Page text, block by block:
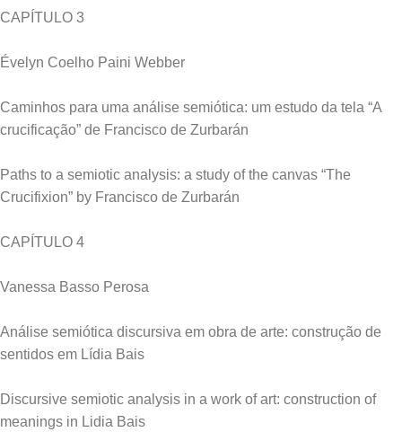
CAPÍTULO 3
Évelyn Coelho Paini Webber
Caminhos para uma análise semiótica: um estudo da tela “A
crucificação” de Francisco de Zurbarán
Paths to a semiotic analysis: a study of the canvas “The
Crucifixion” by Francisco de Zurbarán
CAPÍTULO 4
Vanessa Basso Perosa
Análise semiótica discursiva em obra de arte: construção de
sentidos em Lídia Bais
Discursive semiotic analysis in a work of art: construction of
meanings in Lidia Bais